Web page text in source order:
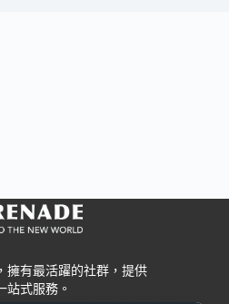
擁有最活躍的社群，提供
站式服務。